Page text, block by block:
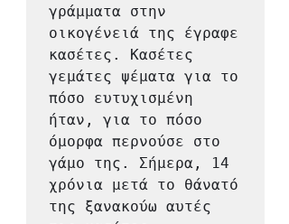
γράμματα στην
οικογένειά της έγραφε
κασέτες. Κασέτες
γεμάτες ψέματα για το
πόσο ευτυχισμένη
ήταν, για το πόσο
όμορφα περνούσε στο
γάμο της. Σήμερα, 14
χρόνια μετά το θάνατό
της ξανακούω αυτές